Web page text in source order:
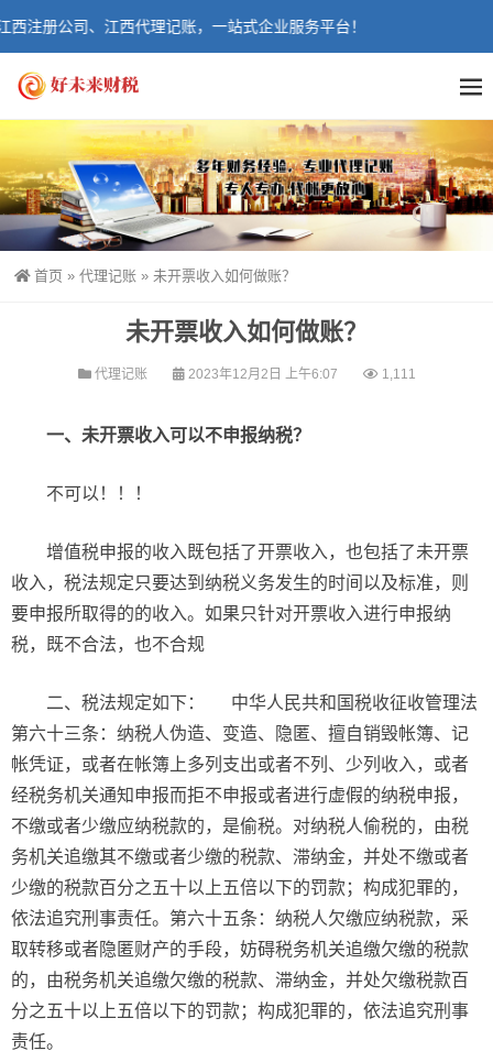
注册公司、江西代理记账，一站式企业服务平台！
首页 » 代理记账 » 未开票收入如何做账？
未开票收入如何做账？
代理记账 2023年12月2日 上午6:07 1,111
一、未开票收入可以不申报纳税？
不可以！！！
增值税申报的收入既包括了开票收入，也包括了未开票
收入，税法规定只要达到纳税义务发生的时间以及标准，则
要申报所取得的的收入。如果只针对开票收入进行申报纳
税，既不合法，也不合规
二、税法规定如下： 中华人民共和国税收征收管理法
第六十三条：纳税人伪造、变造、隐匿、擅自销毁帐簿、记
帐凭证，或者在帐簿上多列支出或者不列、少列收入，或者
经税务机关通知申报而拒不申报或者进行虚假的纳税申报，
不缴或者少缴应纳税款的，是偷税。对纳税人偷税的，由税
务机关追缴其不缴或者少缴的税款、滞纳金，并处不缴或者
少缴的税款百分之五十以上五倍以下的罚款；构成犯罪的，
依法追究刑事责任。第六十五条：纳税人欠缴应纳税款，采
取转移或者隐匿财产的手段，妨碍税务机关追缴欠缴的税款
的，由税务机关追缴欠缴的税款、滞纳金，并处欠缴税款百
分之五十以上五倍以下的罚款；构成犯罪的，依法追究刑事
责任。